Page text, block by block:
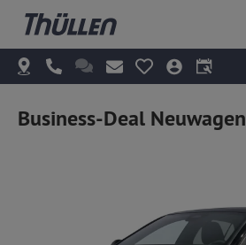
Business-Deal Neuwagen